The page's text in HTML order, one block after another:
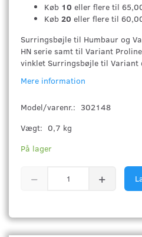
Køb 10 eller flere til
Køb 20 eller flere til
Surringsbøjle til Humbaur og
HN serie samt til Variant
vinklet Surringsbøjle til Variant
Mere information
Model/varenr.: 302148
Vægt: 0,7 kg
På lager